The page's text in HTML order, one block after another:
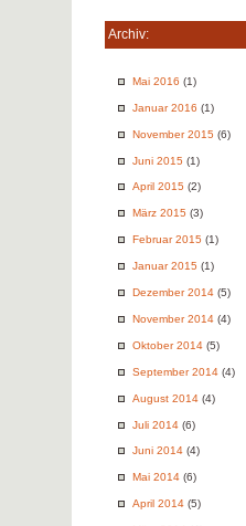
Archiv:
Mai 2016 (1)
Januar 2016 (1)
November 2015 (6)
Juni 2015 (1)
April 2015 (2)
März 2015 (3)
Februar 2015 (1)
Januar 2015 (1)
Dezember 2014 (5)
November 2014 (4)
Oktober 2014 (5)
September 2014 (4)
August 2014 (4)
Juli 2014 (6)
Juni 2014 (4)
Mai 2014 (6)
April 2014 (5)